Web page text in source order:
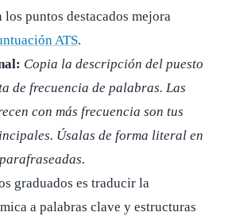
los puntos destacados mejora
ATS.
Copia la descripción del puesto
de frecuencia de palabras. Las
con más frecuencia son tus
Úsalas de forma literal en
graduados es traducir la
a palabras clave y estructuras